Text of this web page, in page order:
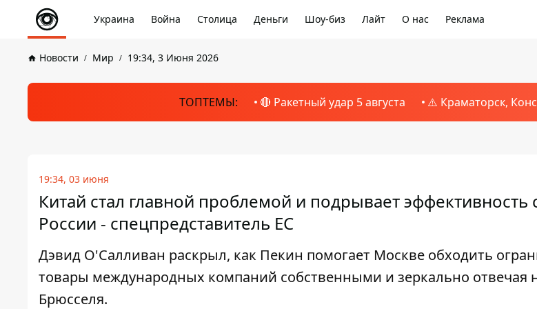
Украина Война Столица Деньги Шоу-биз Лайт О нас Реклама
Новости Мир 19:34, 3 Июня 2026
ТОПТЕМЫ: 🔴 Ракетный удар 5 августа ⚠️ Краматорск,
19:34, 03 июня
Китай стал главной проблемой и подрывает эффективность
России - спецпредставитель ЕС
Дэвид О'Салливан раскрыл, как Пекин помогает Москве обходить
товары международных компаний собственными и зеркально отвечая
Брюсселя.